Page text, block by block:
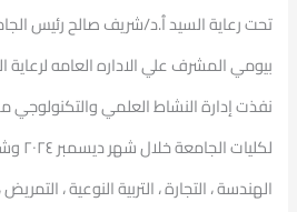
تحت رعاية السيد ٱ.د/شريف صالح رئيس
بيومي المشرف علي الاداره العامه لرعاية
نفذت إدارة النشاط العلمي والتكنولوجي
الهندسة ، التجارة ، التربية النوعية ،